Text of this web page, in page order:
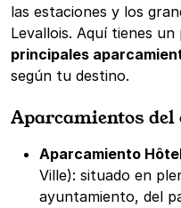
las estaciones y los
Levallois. Aquí tienes
principales
según tu destino.
Aparcamientos del
Aparcamiento
Ville): situado en
ayuntamiento, del